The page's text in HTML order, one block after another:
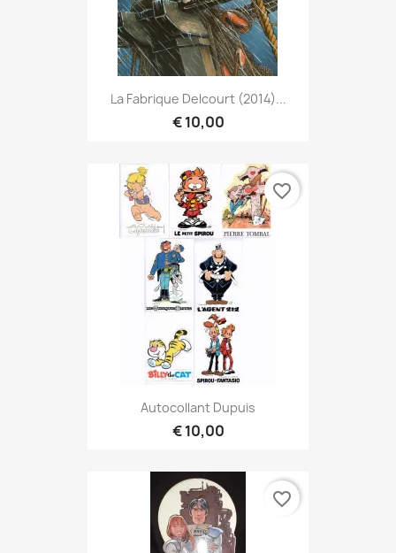
La Fabrique Delcourt (2014)...
€ 10,00
Autocollant Dupuis
€ 10,00
favorite_border
favorite_border